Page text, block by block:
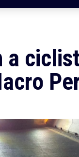
a